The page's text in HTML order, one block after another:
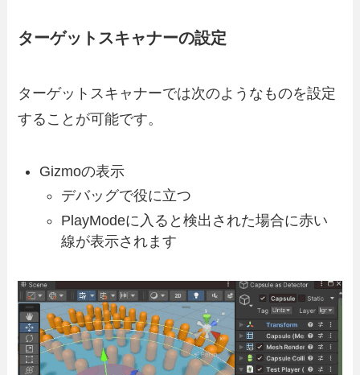
ターゲットスキャナーの設定
ターゲットスキャナーでは次のようなものを設定
することが可能です。
Gizmoの表示
デバッグで役に立つ
PlayModeに入ると検出された場合に赤い
線が表示されます